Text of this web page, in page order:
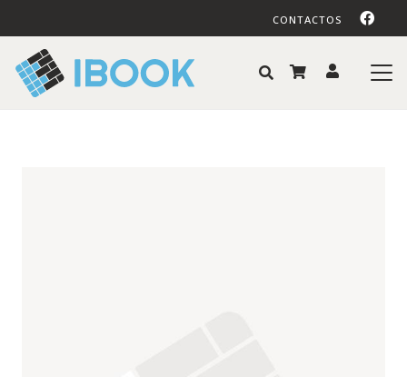
CONTACTOS